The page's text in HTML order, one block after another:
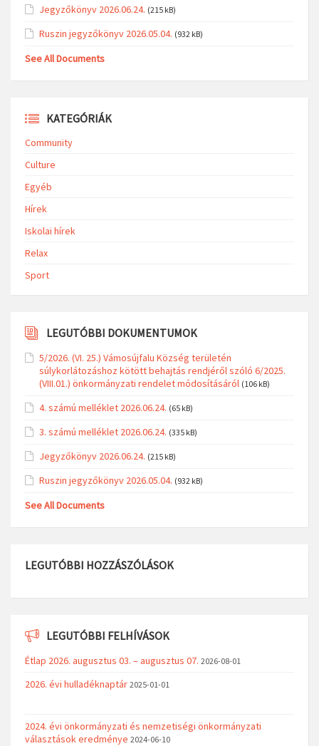
Jegyzőkönyv 2026.06.24. (215 kB)
Ruszin jegyzőkönyv 2026.05.04. (932 kB)
See All Documents
KATEGÓRIÁK
Community
Culture
Egyéb
Hírek
Iskolai hírek
Relax
Sport
LEGUTÓBBI DOKUMENTUMOK
5/2026. (VI. 25.) Vámosújfalu Község területén
súlykorlátozáshoz kötött behajtás rendjéről szóló 6/2025.
(VIII.01.) önkormányzati rendelet módosításáról (106 kB)
4. számú melléklet 2026.06.24. (65 kB)
3. számú melléklet 2026.06.24. (335 kB)
Jegyzőkönyv 2026.06.24. (215 kB)
Ruszin jegyzőkönyv 2026.05.04. (932 kB)
See All Documents
LEGUTÓBBI HOZZÁSZÓLÁSOK
LEGUTÓBBI FELHÍVÁSOK
Étlap 2026. augusztus 03. – augusztus 07. 2026-08-01
2026. évi hulladéknaptár 2025-01-01
2024. évi önkormányzati és nemzetiségi önkormányzati
választások eredménye 2024-06-10